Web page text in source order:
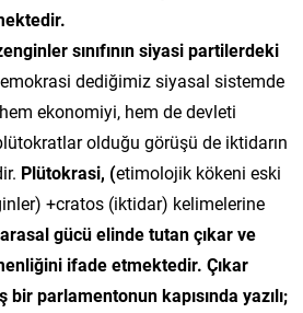
sınıfının siyasi partilerdeki
dediğimiz siyasal sistemde
ekonomiyi, hem de devleti
olduğu görüşü de iktidarın
Plütokrasi, (etimolojik kökeni eski
+cratos (iktidar) kelimelerine
gücü elinde tutan çıkar ve
ifade etmektedir. Çıkar
parlamentonun kapısında yazılı;